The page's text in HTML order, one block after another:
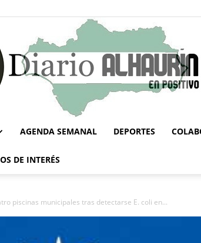
AGENDA SEMANAL DEPORTES
DE INTERÉS
piscinas municipales tras detectarse E. coli en...